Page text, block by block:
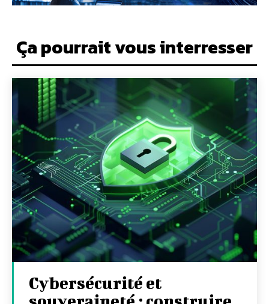
Ça pourrait vous interresser
Cybersécurité et